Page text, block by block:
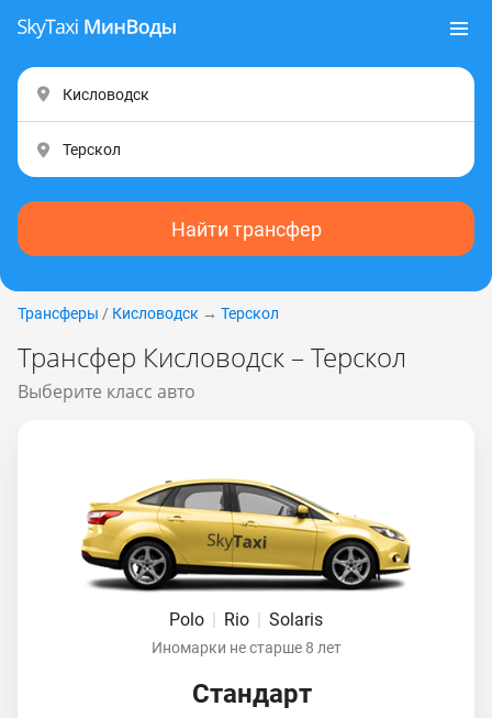
Найти трансфер
Трансферы / Кисловодск → Терскол
Трансфер Кисловодск – Терскол
Выберите класс авто
Polo | Rio | Solaris
Иномарки не старше 8 лет
Стандарт